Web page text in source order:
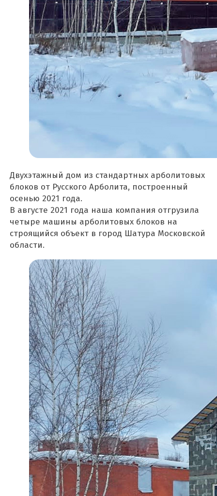
Двухэтажный дом из стандартных арболитовых
блоков от Русского Арболита, построенный
осенью 2021 года.
В августе 2021 года наша компания отгрузила
четыре машины арболитовых блоков на
строящийся объект в город Шатура Московской
области.